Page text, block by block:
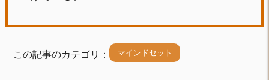
この記事のカテゴリ： マインドセット